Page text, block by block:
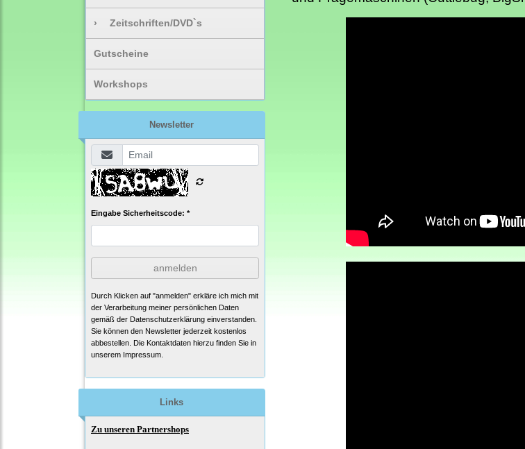
› Zeitschriften/DVD`s
Gutscheine
Workshops
Newsletter
Eingabe Sicherheitscode: *
anmelden
Durch Klicken auf "anmelden" erkläre ich mich mit
der Verarbeitung meiner persönlichen Daten
gemäß der Datenschutzerklärung einverstanden.
Sie können den Newsletter jederzeit kostenlos
abbestellen. Die Kontaktdaten hierzu finden Sie in
unserem Impressum.
Links
Zu unseren Partnershops